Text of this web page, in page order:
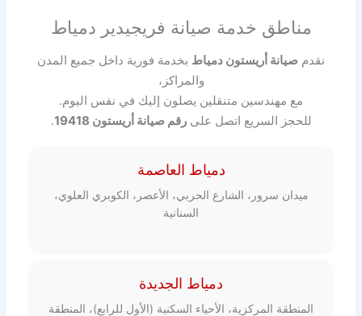
مناطق خدمة صيانة فريجيدير دمياط
نقدم صيانة أريستون دمياط بخدمة فورية داخل جميع المدن
والمراكز،
مع مهندسين متنقلين يصلون إليك في نفس اليوم.
للحجز السريع اتصل علىرقم صيانة أريستون 19418 .
دمياط العاصمة
ميدان سرور، الشارع الحربي، الأعصر، الكوبري العلوي،
السنانية
دمياط الجديدة
المنطقة المركزية، الأحياء السكنية (الأول للرابع)، المنطقة